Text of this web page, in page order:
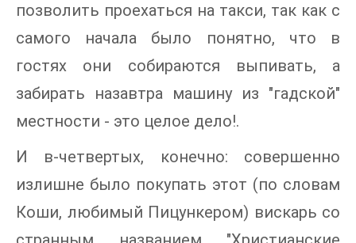
позволить проехаться на такси, так как с
самого начала было понятно, что в
гостях они собираются выпивать, а
забирать назавтра машину из "гадской"
местности - это целое дело!.
И в-четвертых, конечно: совершенно
излишне было покупать этот (по словам
Коши, любимый Пицункером) вискарь со